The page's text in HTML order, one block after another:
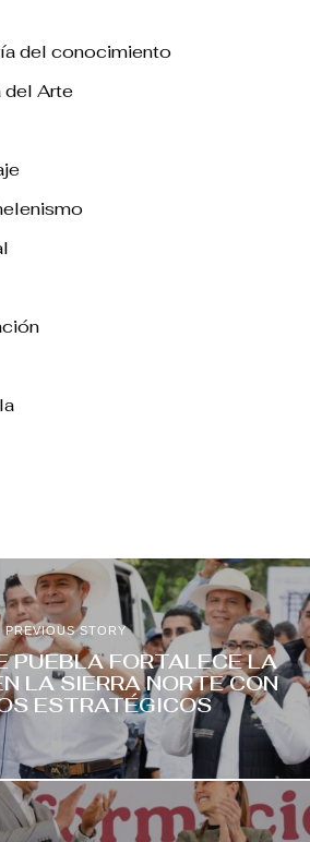
del conocimiento
del Arte
PREVIOUS STORY
PUEBLA FORTALECE LA
LA SIERRA NORTE CON
ESTRATÉGICOS